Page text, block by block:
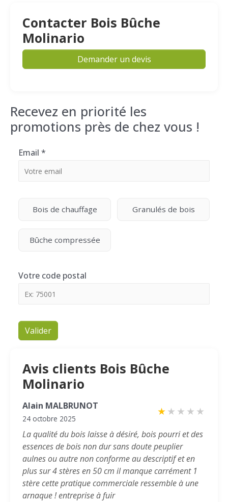
Contacter Bois Bûche
Molinario
Demander un devis
Recevez en priorité les
promotions près de chez vous !
Email *
Bois de chauffage Granulés de bois
Bûche compressée
Votre code postal
Valider
Avis clients Bois Bûche
Molinario
Alain MALBRUNOT ★★ ★ ★ ★
24 octobre 2025
La qualité du bois laisse à désiré, bois pourri et des
essences de bois non dur sans doute peuplier
aulnes ou autre non conforme au descriptif et en
plus sur 4 stères en 50 cm il manque carrément 1
stère cette pratique commerciale ressemble à une
arnaque ! entreprise à fuir